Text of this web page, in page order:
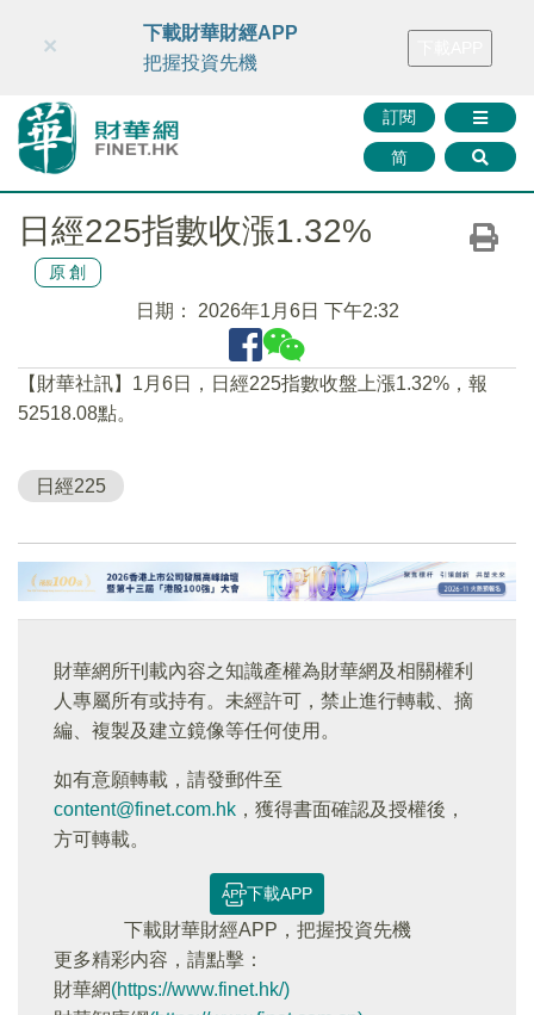
財華智庫網 FINTV FINMETA 財華證券 媒體矩陣
訂閱
简
×
下載財華財經APP
把握投資先機
日經225指數收漲1.32%
原創
日期： 2026年1月6日 下午2:32
【財華社訊】1月6日，日經225指數收盤上漲1.32%，報
52518.08點。
日經225
財華網所刊載內容之知識產權為財華網及相關權利
人專屬所有或持有。未經許可，禁止進行轉載、摘
編、複製及建立鏡像等任何使用。
如有意願轉載，請發郵件至
content@finet.com.hk ，獲得書面確認及授權後，
方可轉載。
下載APP
下載財華財經APP，把握投資先機
更多精彩内容，請點擊：
財華網(https://www.finet.hk/)